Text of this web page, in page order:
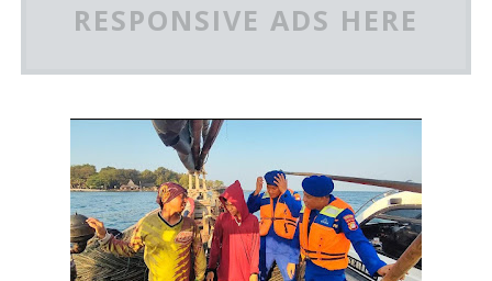
RESPONSIVE ADS HERE